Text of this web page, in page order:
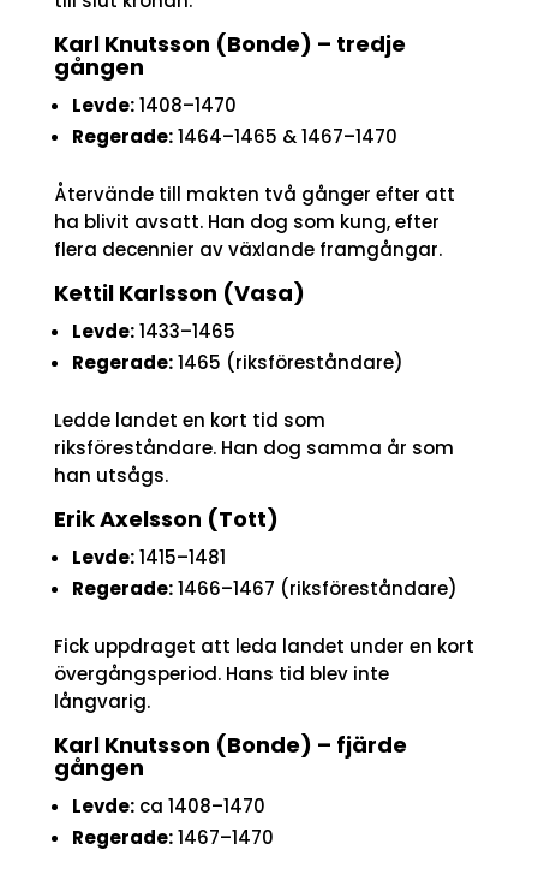
Karl Knutsson (Bonde) – tredje
gången
Levde:1408–1470
Regerade:1464–1465 & 1467–1470
Återvände till makten två gånger efter att
ha blivit avsatt. Han dog som kung, efter
flera decennier av växlande framgångar.
Kettil Karlsson (Vasa)
Levde:1433–1465
Regerade:1465 (riksföreståndare)
Ledde landet en kort tid som
riksföreståndare. Han dog samma år som
han utsågs.
Erik Axelsson (Tott)
Levde:1415–1481
Regerade:1466–1467 (riksföreståndare)
Fick uppdraget att leda landet under en kort
övergångsperiod. Hans tid blev inte
långvarig.
Karl Knutsson (Bonde) – fjärde
gången
Levde:ca 1408–1470
Regerade:1467–1470